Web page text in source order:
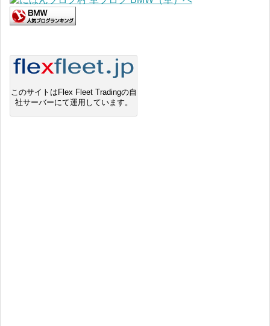
このサイトはFlex Fleet Tradingの自
社サーバーにて運用しています。